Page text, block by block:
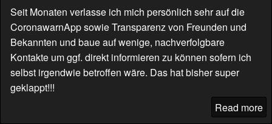
Seit Monaten verlasse ich mich persönlich sehr auf die
CoronawarnApp sowie Transparenz von Freunden und
Bekannten und baue auf wenige, nachverfolgbare
Kontakte um ggf. direkt informieren zu können sofern ich
selbst irgendwie betroffen wäre. Das hat bisher super
geklappt!!!
Read more